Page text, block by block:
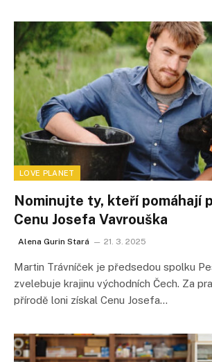
LOVE PLANET
Nominujte ty, kteří pomáhají
Cenu Josefa Vavrouška
Alena Gurin Stará 21. 3. 2025
Martin Trávníček je předsedou spolku
zvelebuje krajinu východních Čech. Za
přírodě loni získal Cenu Josefa…